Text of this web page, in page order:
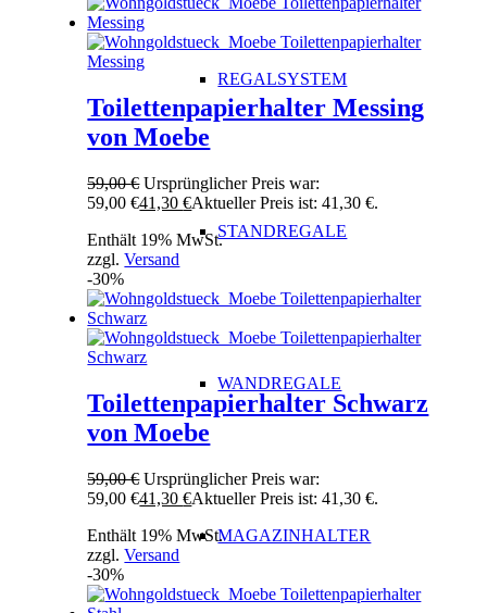
REGALSYSTEM
STANDREGALE
WANDREGALE
MAGAZINHALTER
Toilettenpapierhalter Messing
von Moebe
59,00€ Ursprünglicher Preis war:
59,00 €41,30€Aktueller Preis ist: 41,30 €.
Enthält 19% MwSt.
zzgl.Versand
-30%
Toilettenpapierhalter Schwarz
von Moebe
59,00€ Ursprünglicher Preis war:
59,00 €41,30€Aktueller Preis ist: 41,30 €.
Enthält 19% MwSt.
zzgl.Versand
-30%